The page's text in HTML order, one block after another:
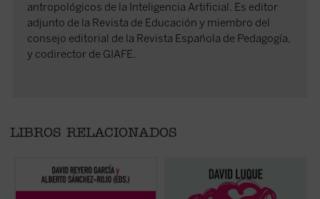
antropológicos de la Inteligencia Artificial. Es editor
adjunto de la Revista de Educación y miembro del
consejo editorial de la Revista Española de Pedagogía,
y codirector de GIAFE.
LIBROS RELACIONADOS
Frente a una tecnología con creciente poder
de decisión,La educación en la era digital
David Luque investiga la teoría de la
«educación liberal» a fin de hablar sobre el
amor: el amor a los libros, el amor a las
criaturas y el amor divino. Un conjunto de